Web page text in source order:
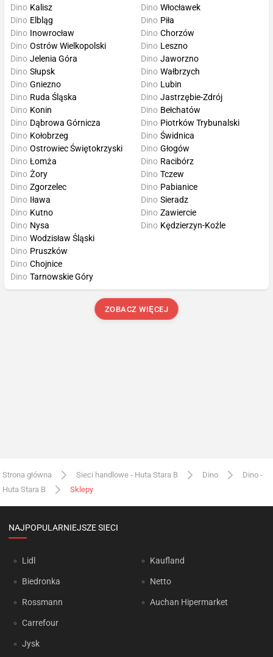
Dino Kalisz
Dino Elbląg
Dino Włocławek
Dino Piła
Dino Inowrocław
Dino Ostrów Wielkopolski
Dino Jelenia Góra
Dino Słupsk
Dino Chorzów
Dino Leszno
Dino Jaworzno
Dino Wałbrzych
Dino Gniezno
Dino Ruda Śląska
Dino Konin
Dino Dąbrowa Górnicza
Dino Lubin
Dino Jastrzębie-Zdrój
Dino Bełchatów
Dino Piotrków Trybunalski
Dino Kołobrzeg
Dino Ostrowiec Świętokrzyski
Dino Łomża
Dino Żory
Dino Świdnica
Dino Głogów
Dino Racibórz
Dino Tczew
Dino Zgorzelec
Dino Iława
Dino Kutno
Dino Nysa
Dino Pabianice
Dino Sieradz
Dino Zawiercie
Dino Kędzierzyn-Koźle
Dino Wodzisław Śląski
Dino Pruszków
Dino Chojnice
Dino Tarnowskie Góry
ZOBACZ WIĘCEJ
Strona główna Sieci handlowe - Huta Stara B Dino
Dino -
Huta Stara B
Sklepy
NAJPOPULARNIEJSZE SIECI
Lidl
Biedronka
Rossmann
Carrefour
Jysk
Kaufland
Netto
Auchan Hipermarket